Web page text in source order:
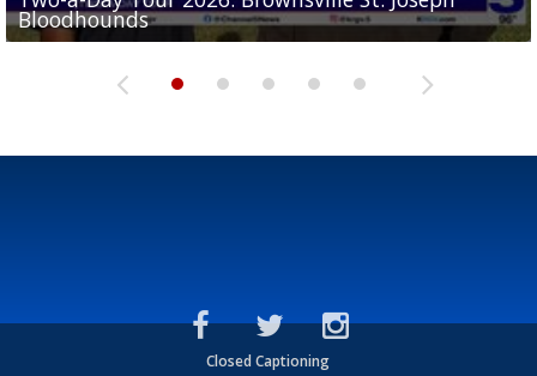
Bloodhounds
Bloodhounds
Two-a-Day Tour 2026: Sharyland Rattlers
Tavian Cord
Two-a-Day Tour 2026: Raymondville Bearkats
Closed Captioning